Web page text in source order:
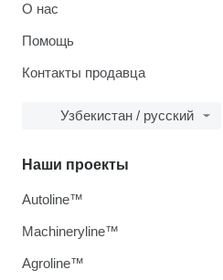
О нас
Помощь
Контакты продавца
Узбекистан / русский
Наши проекты
Autoline™
Machineryline™
Agroline™